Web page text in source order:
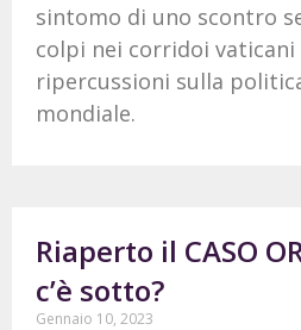
sintomo di uno scontro
colpi nei corridoi
ripercussioni sulla
mondiale.
Riaperto il CASO
c’è sotto?
Gennaio 10, 2023